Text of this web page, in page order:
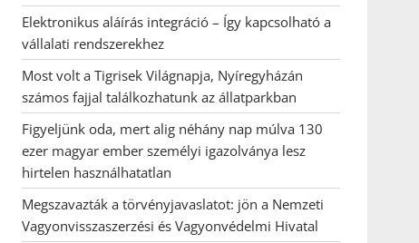
Elektronikus aláírás integráció – Így kapcsolható a
vállalati rendszerekhez
Most volt a Tigrisek Világnapja, Nyíregyházán
számos fajjal találkozhatunk az állatparkban
Figyeljünk oda, mert alig néhány nap múlva 130
ezer magyar ember személyi igazolványa lesz
hirtelen használhatatlan
Megszavazták a törvényjavaslatot: jön a Nemzeti
Vagyonvisszaszerzési és Vagyonvédelmi Hivatal